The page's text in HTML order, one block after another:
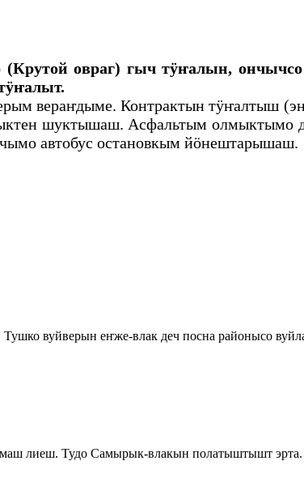
овраг) гыч тӱҥалын,
вераҥдыме. Контрактын тӱҥалтыш (эн
шуктышаш. Асфальтым олмыктымо
автобус остановкым йӧнештарышаш.
вуйверын еҥже-влак деч посна районысо
лиеш. Тудо Самырык-влакын полатыштышт